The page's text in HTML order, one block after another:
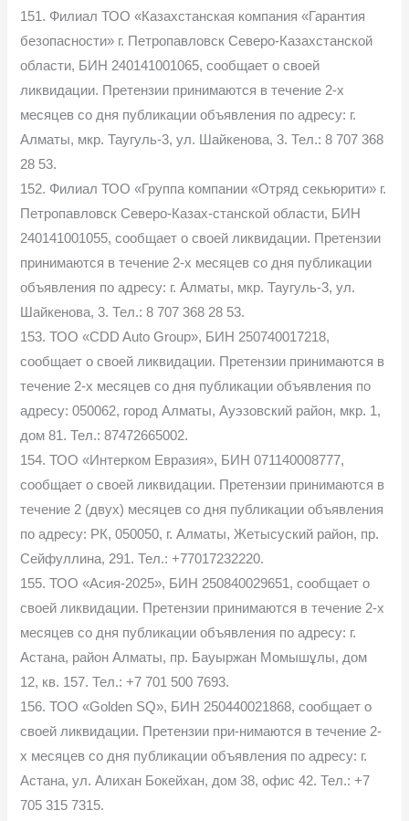
151. Филиал ТОО «Казахстанская компания «Гарантия
безопасности» г. Петропавловск Северо-Казахстанской
области, БИН 240141001065, сообщает о своей
ликвидации. Претензии принимаются в течение 2-х
месяцев со дня публикации объявления по адресу: г.
Алматы, мкр. Таугуль-3, ул. Шайкенова, 3. Тел.: 8 707 368
28 53.
152. Филиал ТОО «Группа компании «Отряд секьюрити» г.
Петропавловск Северо-Казах-станской области, БИН
240141001055, сообщает о своей ликвидации. Претензии
принимаются в течение 2-х месяцев со дня публикации
объявления по адресу: г. Алматы, мкр. Таугуль-3, ул.
Шайкенова, 3. Тел.: 8 707 368 28 53.
153. ТОО «CDD Auto Group», БИН 250740017218,
сообщает о своей ликвидации. Претензии принимаются в
течение 2-х месяцев со дня публикации объявления по
адресу: 050062, город Алматы, Ауэзовский район, мкр. 1,
дом 81. Тел.: 87472665002.
154. ТОО «Интерком Евразия», БИН 071140008777,
сообщает о своей ликвидации. Претензии принимаются в
течение 2 (двух) месяцев со дня публикации объявления
по адресу: РК, 050050, г. Алматы, Жетысуский район, пр.
Сейфуллина, 291. Тел.: +77017232220.
155. ТОО «Асия-2025», БИН 250840029651, сообщает о
своей ликвидации. Претензии принимаются в течение 2-х
месяцев со дня публикации объявления по адресу: г.
Астана, район Алматы, пр. Бауыржан Момышұлы, дом
12, кв. 157. Тел.: +7 701 500 7693.
156. ТОО «Golden SQ», БИН 250440021868, сообщает о
своей ликвидации. Претензии при-нимаются в течение 2-
х месяцев со дня публикации объявления по адресу: г.
Астана, ул. Алихан Бокейхан, дом 38, офис 42. Тел.: +7
705 315 7315.